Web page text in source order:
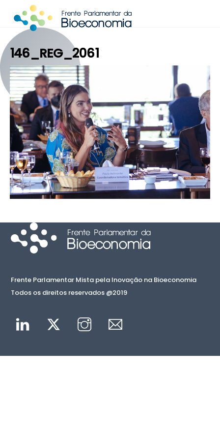
content
146_REG_2061
Frente Parlamentar Mista pela Inovação na Bioeconomia
Todos os direitos reservados @2019
Linkedin Twitter Instagram